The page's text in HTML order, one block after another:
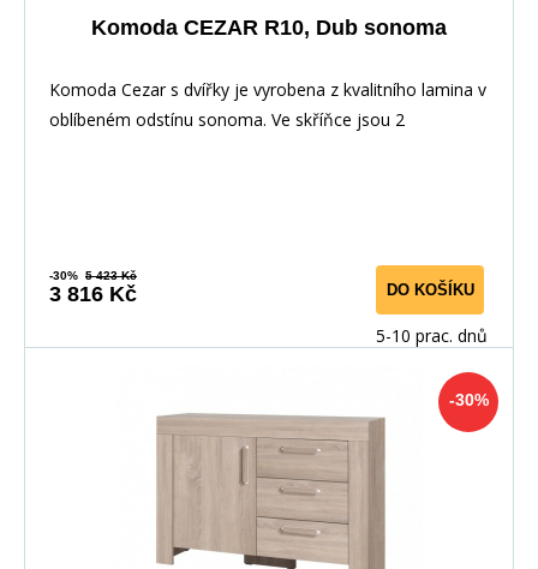
Komoda CEZAR R10, Dub sonoma
Komoda Cezar s dvířky je vyrobena z kvalitního lamina v
oblíbeném odstínu sonoma. Ve skříňce jsou 2
-30% 5 423 Kč
3 816 Kč DO KOŠÍKU
5-10 prac. dnů
-30%